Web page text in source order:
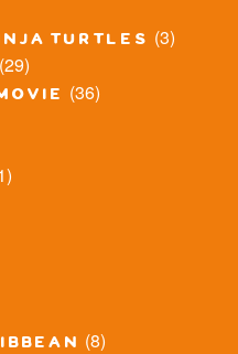
turtles (3)
(29)
(36)
(8)